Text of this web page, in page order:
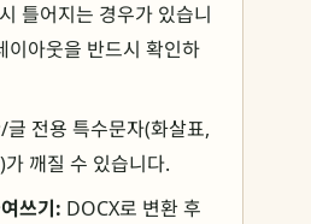
틀어지는 경우가 있습니
이아웃을 반드시 확인하
글 전용 특수문자(화살표,
깨질 수 있습니다.
쓰기: DOCX로 변환 후